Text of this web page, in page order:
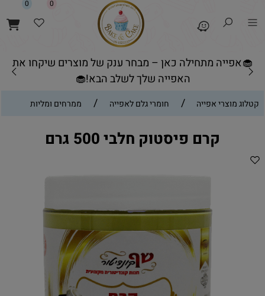
🧁אפייה מתחילה כאן – מבחר ענק של מוצרים שיקחו את
האפייה שלך לשלב הבא!🧁
0 0
קטלוג מוצרי אפייה / חומרי גלם לאפייה / ממרחים ומליות
קרם פיסטוק חלבי 500 גרם